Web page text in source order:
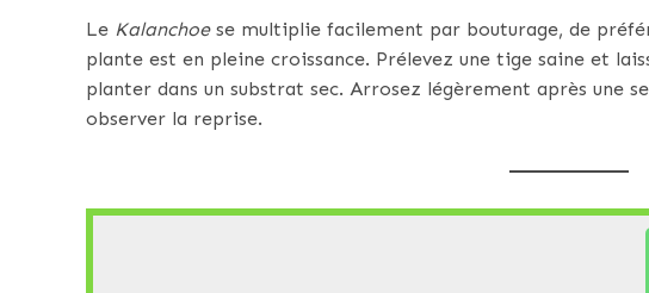
Le Kalanchoese multiplie facilement par bouturage, de
plante est en pleine croissance. Prélevez une tige saine et
planter dans un substrat sec. Arrosez légèrement après une
observer la reprise.